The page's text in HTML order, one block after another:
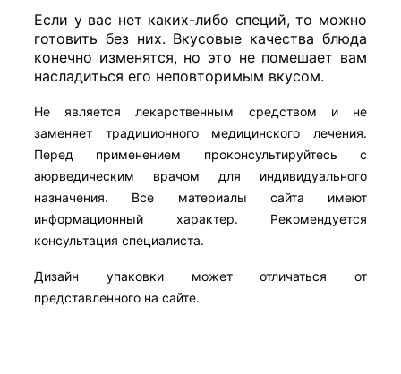
Если у вас нет каких-либо специй, то можно
готовить без них. Вкусовые качества блюда
конечно изменятся, но это не помешает вам
насладиться его неповторимым вкусом.
Не является лекарственным средством и не
заменяет традиционного медицинского лечения.
Перед применением проконсультируйтесь с
аюрведическим врачом для индивидуального
назначения. Все материалы сайта имеют
информационный характер. Рекомендуется
консультация специалиста.
Дизайн упаковки может отличаться от
представленного на сайте.